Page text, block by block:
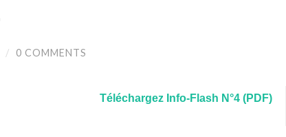
/ 0 COMMENTS
Téléchargez Info-Flash N°4 (PDF)